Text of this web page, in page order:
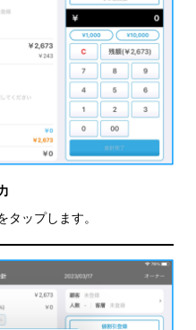
タップします。